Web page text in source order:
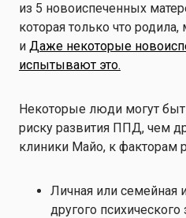
из 5 новоиспеченных
которая только что
и Даже некоторые
испытывают это.
Некоторые люди могут
риску развития ППД, чем
клиники Майо, к факторам
Личная или семейная
другого